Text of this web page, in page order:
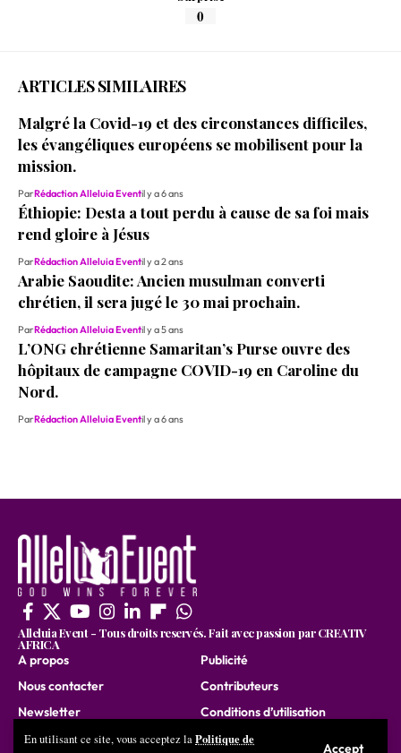
En utilisant ce site, vous acceptez laPolitique de
Accept
0
ARTICLES SIMILAIRES
Malgré la Covid-19 et des circonstances difficiles,
les évangéliques européens se mobilisent pour la
mission.
ParRédaction Alleluia Eventil y a 6 ans
Éthiopie: Desta a tout perdu à cause de sa foi mais
rend gloire à Jésus
ParRédaction Alleluia Eventil y a 2 ans
Arabie Saoudite: Ancien musulman converti
chrétien, il sera jugé le 30 mai prochain.
ParRédaction Alleluia Eventil y a 5 ans
L’ONG chrétienne Samaritan’s Purse ouvre des
hôpitaux de campagne COVID-19 en Caroline du
Nord.
ParRédaction Alleluia Eventil y a 6 ans
Alleluia Event - Tous droits reservés. Fait avec passion par CREATIV
AFRICA
A propos
Nous contacter
Newsletter
Nous rejoindre
Publicité
Contributeurs
Conditions d’utilisation